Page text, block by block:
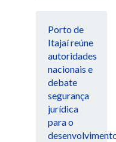
Porto de
Itajaí reúne
autoridades
nacionais e
debate
segurança
jurídica
para o